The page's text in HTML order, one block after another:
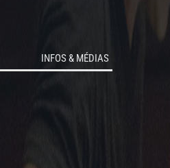
INFOS & MÉDIAS